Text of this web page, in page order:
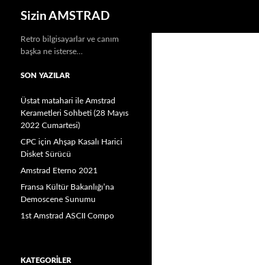
İçeriğe
Sizin AMSTRAD
Retro bilgisayarlar ve canım
başka ne isterse…
SON YAZILAR
Üstat matahari ile Amstrad
Kerametleri Sohbeti (28 Mayıs
2022 Cumartesi)
CPC için Ahşap Kasalı Harici
Disket Sürücü
Amstrad Eterno 2021
Fransa Kültür Bakanlığı’na
Demoscene Sunumu
1st Amstrad ASCII Compo
KATEGORILER